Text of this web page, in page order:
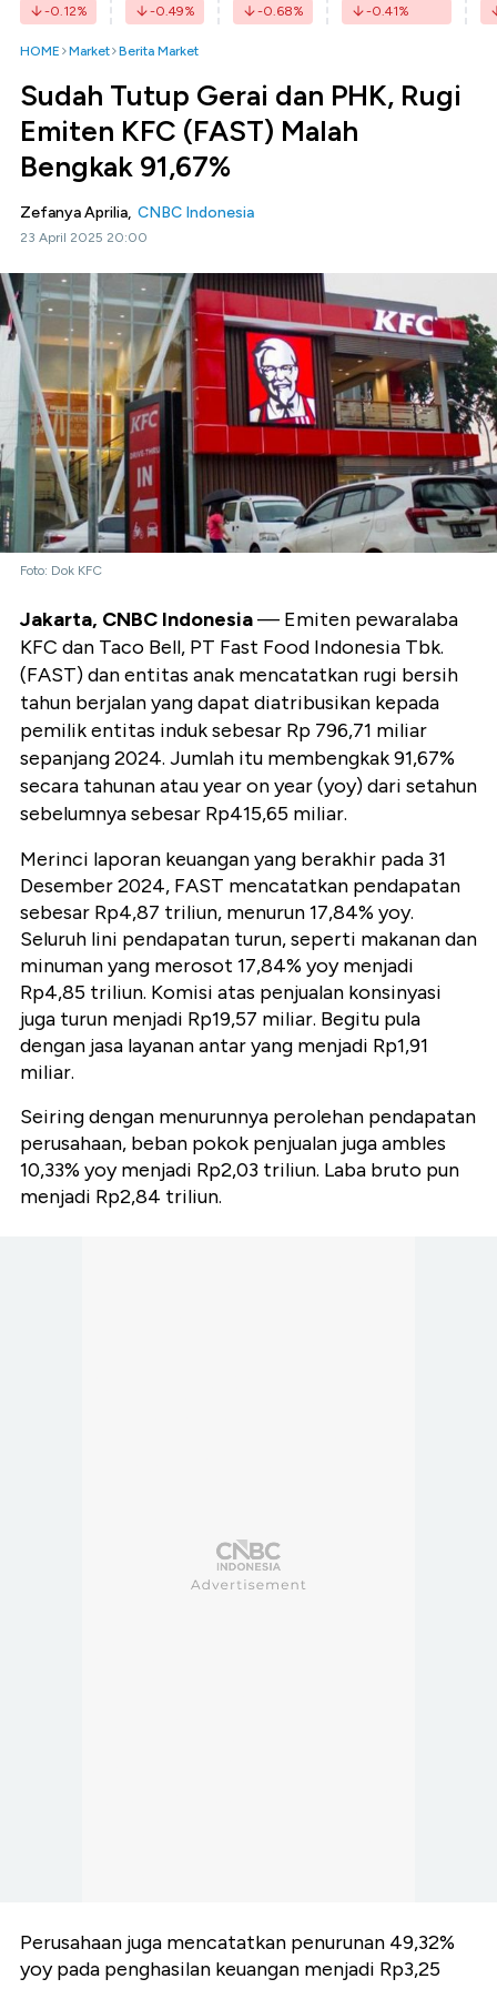
-0.12% -0.49% -0.68% -0.41%
HOME Market Berita Market
Sudah Tutup Gerai dan PHK, Rugi
Emiten KFC (FAST) Malah
Bengkak 91,67%
Zefanya Aprilia, CNBC Indonesia
23 April 2025 20:00
Foto: Dok KFC
Jakarta, CNBC Indonesia— Emiten pewaralaba
KFC dan Taco Bell, PT Fast Food Indonesia Tbk.
(FAST) dan entitas anak mencatatkan rugi bersih
tahun berjalan yang dapat diatribusikan kepada
pemilik entitas induk sebesar Rp 796,71 miliar
sepanjang 2024. Jumlah itu membengkak 91,67%
secara tahunan atau year on year (yoy) dari setahun
sebelumnya sebesar Rp415,65 miliar.
Merinci laporan keuangan yang berakhir pada 31
Desember 2024, FAST mencatatkan pendapatan
sebesar Rp4,87 triliun, menurun 17,84% yoy.
Seluruh lini pendapatan turun, seperti makanan dan
minuman yang merosot 17,84% yoy menjadi
Rp4,85 triliun. Komisi atas penjualan konsinyasi
juga turun menjadi Rp19,57 miliar. Begitu pula
dengan jasa layanan antar yang menjadi Rp1,91
miliar.
Seiring dengan menurunnya perolehan pendapatan
perusahaan, beban pokok penjualan juga ambles
10,33% yoy menjadi Rp2,03 triliun. Laba bruto pun
menjadi Rp2,84 triliun.
Perusahaan juga mencatatkan penurunan 49,32%
yoy pada penghasilan keuangan menjadi Rp3,25